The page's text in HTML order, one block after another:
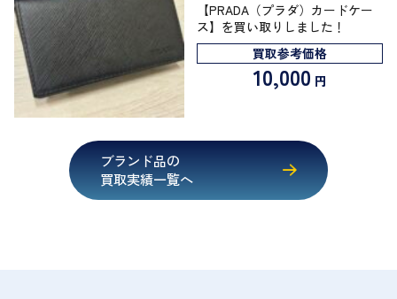
【PRADA（プラダ）カードケー
ス】を買い取りしました！
買取参考価格
10,000 円
ブランド品の
買取実績一覧へ